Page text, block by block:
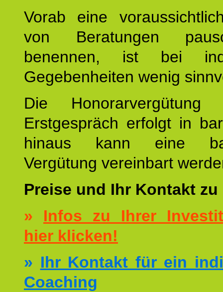
Vorab eine
von Beratungen
benennen, ist bei
Gegebenheiten wenig
Die
Erstgespräch erfolgt in
hinaus kann eine
Vergütung vereinbart
Preise und Ihr Kontakt
» Infos zu Ihrer
hier klicken!
» Ihr Kontakt für ein
Coaching